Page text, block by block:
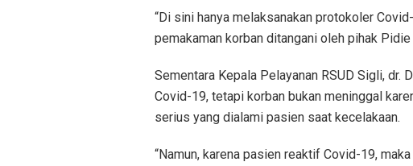
“Di sini hanya melaksanakan protokoler
pemakaman korban ditangani oleh pihak Pidie
Sementara Kepala Pelayanan RSUD Sigli, dr.
Covid-19, tetapi korban bukan meninggal
serius yang dialami pasien saat kecelakaan.
“Namun, karena pasien reaktif Covid-19,